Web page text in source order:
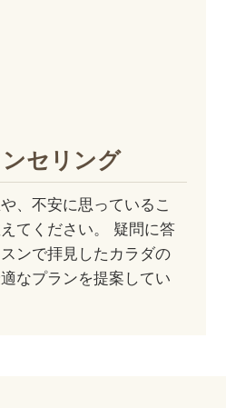
セリング
、不安に思っているこ
てください。 疑問に答
ンで拝見したカラダの
なプランを提案してい